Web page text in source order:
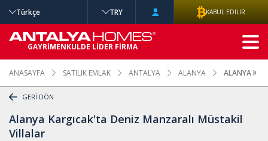
ANASAYFA SATILIK EMLAK ANTALYA ALANYA ALANYA
GERİ DÖN
Alanya Kargıcak'ta Deniz Manzaralı Müstakil
Villalar
Türkçe TRY KABUL EDİLİR
GAYRİMENKULDE LİDER FİRMA
GELİŞMİŞ
ARAMA